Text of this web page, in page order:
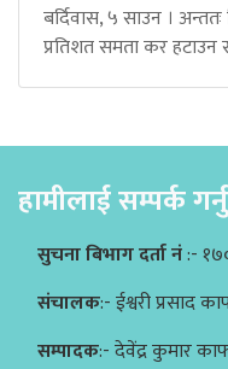
बर्दिवास, ५ साउन ।
प्रतिशत समता कर हटाउन
हामीलाई सम्पर्क
सुचना बिभाग दर्ता नं:-
संचालक:- ईश्वरी प्रसाद
सम्पादक:- देवेंद्र कुमार